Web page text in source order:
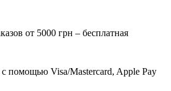
от 5000 грн – бесплатная
помощью Visa/Mastercard, Apple Pay